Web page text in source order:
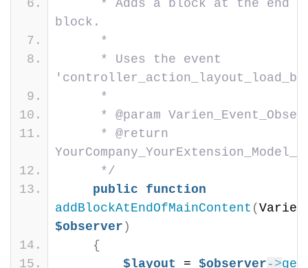
* Adds a block at the end
block.
     *
     * Uses the event
     *
* @param
     * @return
     */
public
function
addBlockAtEndOfMainContent (
$observer )
{
$layout = $observer ->